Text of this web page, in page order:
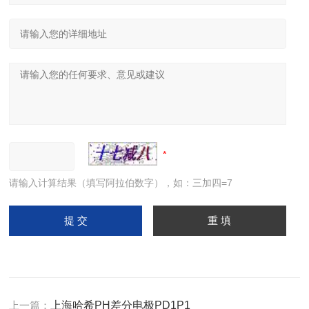
请输入计算结果（填写阿拉伯数字），如：三加四=7
上一篇： 上海哈希PH差分电极PD1P1